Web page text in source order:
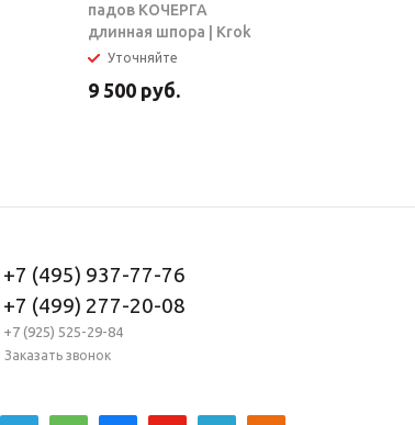
падов КОЧЕРГА
длинная шпора | Krok
Уточняйте
9 500 руб.
+7 (495) 937-77-76
+7 (499) 277-20-08
+7 (925) 525-29-84
Заказать звонок